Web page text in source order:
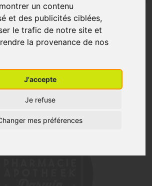
un contenu
et des publicités ciblées,
le trafic de notre site et
la provenance de nos
J'accepte
Je refuse
mes préférences
Pans Liq 3,25